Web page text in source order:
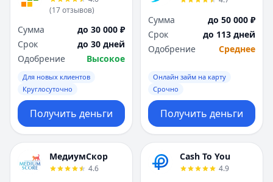
Тула
Тюмень
Ульяновск
Х
Хабаровск
Чебоксары
Челябинск
Чита
Я
Тула
Тюмень
Ульяновск
Х
Чебоксары
Челябинск
Чита
Я
(17отзывов)
Сумма
до 30 000 ₽
Срок
до 30 дней
Одобрение
Высокое
Для новых клиентов
Круглосуточно
Получить деньги
Сумма
до 50 000 ₽
Срок
до 113 дней
Одобрение
Среднее
Онлайн займ на карту
Срочно
Получить деньги
МедиумСкор
4.6
Cash To You
4.9